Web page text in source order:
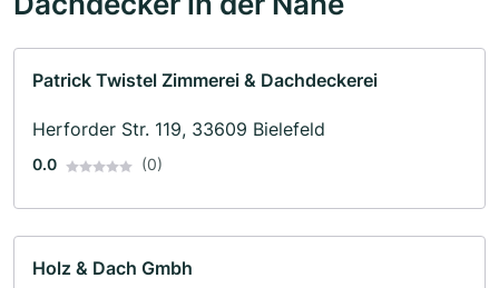
Patrick Twistel Zimmerei & Dachdeckerei
Herforder Str. 119, 33609 Bielefeld
0.0 (0)
Holz & Dach Gmbh